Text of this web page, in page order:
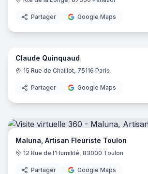
Partager Google Maps
Claude Quinquaud
15 Rue de Chaillot, 75116 Paris
Partager Google Maps
Maluna, Artisan Fleuriste Toulon
12 Rue de l'Humilité, 83000 Toulon
Partager Google Maps